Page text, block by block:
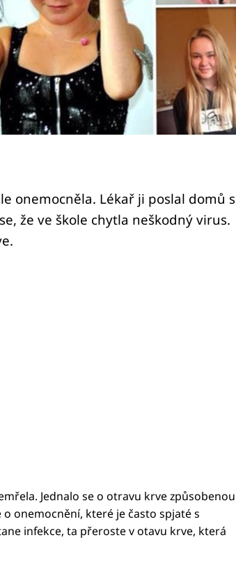
onemocněla. Lékař ji poslal domů s
že ve škole chytla neškodný virus.
Jednalo se o otravu krve způsobenou
onemocnění, které je často spjaté s
infekce, ta přeroste v otavu krve, která